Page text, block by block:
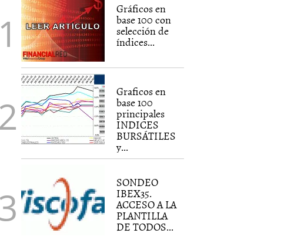
Gráficos en
base 100 con
selección de
índices...
Graficos en
base 100
principales
INDICES
BURSÁTILES
y...
SONDEO
IBEX35.
ACCESO A LA
PLANTILLA
DE TODOS...